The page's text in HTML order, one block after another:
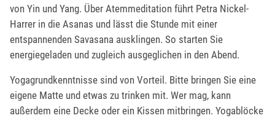
von Yin und Yang. Über Atemmeditation führt Petra Nickel-
Harrer in die Asanas und lässt die Stunde mit einer
entspannenden Savasana ausklingen. So starten Sie
energiegeladen und zugleich ausgeglichen in den Abend.
Yogagrundkenntnisse sind von Vorteil. Bitte bringen Sie eine
eigene Matte und etwas zu trinken mit. Wer mag, kann
außerdem eine Decke oder ein Kissen mitbringen. Yogablöcke